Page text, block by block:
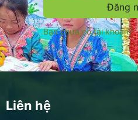
Đăng
Bạn chưa có tài khoản?
Liên hệ